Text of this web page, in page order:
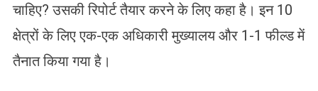
चाहिए? उसकी रिपोर्ट तैयार करने के लिए कहा है। इन 10
क्षेत्रों के लिए एक-एक अधिकारी मुख्यालय और 1-1 फील्ड में
तैनात किया गया है।